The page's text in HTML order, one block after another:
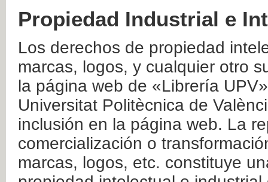
Propiedad Industrial e
Los derechos de propiedad
marcas, logos, y cualquier otro
la página web de «Librería
Universitat Politècnica de
inclusión en la página web. La
comercialización o
marcas, logos, etc. constituye